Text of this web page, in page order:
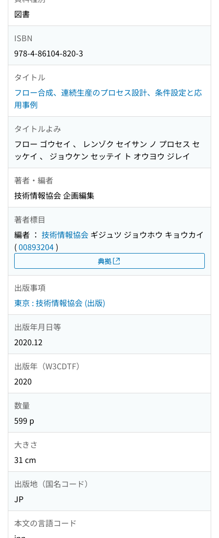
図書
ISBN
978-4-86104-820-3
タイトル
フロー合成、連続生産のプロセス設計、条件設定と応
用事例
タイトルよみ
フロー ゴウセイ 、 レンゾク セイサン ノ プロセス セ
ッケイ 、 ジョウケン セッテイ ト オウヨウ ジレイ
著者・編者
技術情報協会 企画編集
著者標目
編者 ： 技術情報協会 ギジュツ ジョウホウ キョウカイ
(00893204)
典拠
出版事項
東京 : 技術情報協会 (出版)
出版年月日等
2020.12
出版年（W3CDTF）
2020
数量
599 p
大きさ
31 cm
出版地（国名コード）
JP
本文の言語コード